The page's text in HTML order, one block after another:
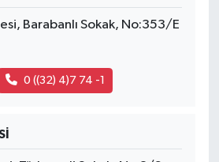
Barabanlı Sokak, No:353/E
0 ((32) 4)7 74 -1